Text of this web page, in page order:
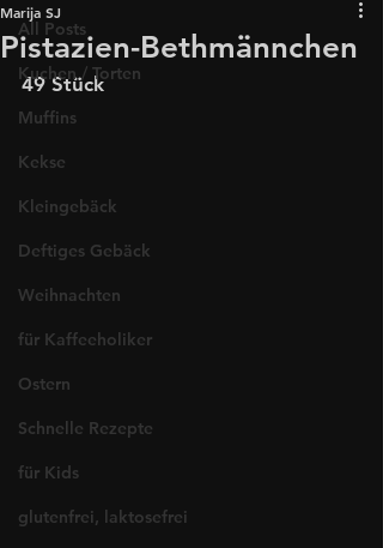
All Posts
Kuchen / Torten
Muffins
Kekse
Kleingebäck
Deftiges Gebäck
Weihnachten
für Kaffeeholiker
Ostern
Schnelle Rezepte
für Kids
glutenfrei, laktosefrei
Pistazien-Bethmännchen
Marija SJ
49 Stück